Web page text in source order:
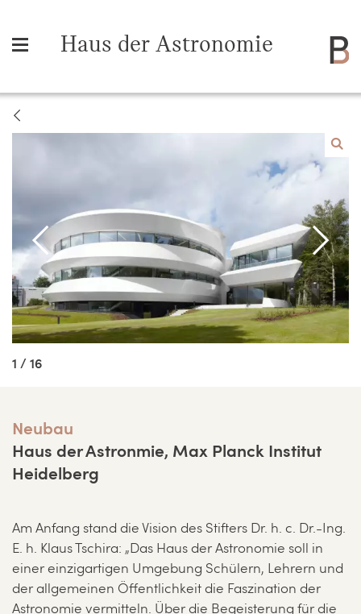
Haus der Astronomie
1 / 16
Neubau
Haus der Astronmie, Max Planck Institut
Heidelberg
Am Anfang stand die Vision des Stifters Dr. h. c. Dr.-Ing.
E. h. Klaus Tschira: „Das Haus der Astronomie soll in
einer einzigartigen Umgebung Schülern, Lehrern und
der allgemeinen Öffentlichkeit die Faszination der
Astronomie vermitteln. Über die Begeisterung für die